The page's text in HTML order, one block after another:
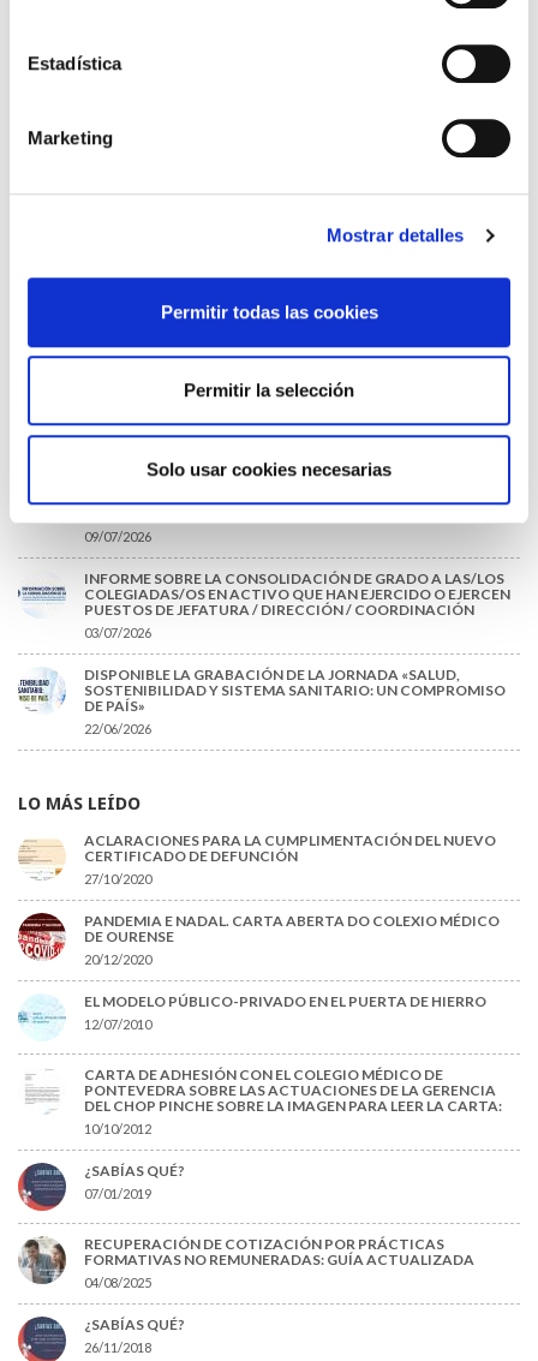
Estadística
Marketing
Mostrar detalles
Permitir todas las cookies
Permitir la selección
Solo usar cookies necesarias
31/07/2026
REFORMA DE LAS MUTUALIDADES ALTERNATIVAS Y LA
PASARELA AL RETA
DE CASOS CLÍNICOS PARA MÉDICOS INTERNOS RESIDENTES
TRÁFICO SUPRIME LAS EXENCIONES MÉDICAS PARA EL USO
DEL CASCO Y DEL CINTURÓN DE SEGURIDAD
EL AUMENTO DE PRIMAS A MUFACE NO MEJORA LAS
CONDICIONES DE LOS MÉDICOS QUE ATIENDEN A
09/07/2026
EL COLEGIO DE MÉDICOS DE OURENSE EXIGE MEDIDAS
09/07/2026
INFORME SOBRE LA CONSOLIDACIÓN DE GRADO A LAS/LOS
COLEGIADAS/OS EN ACTIVO QUE HAN EJERCIDO O EJERCEN
PUESTOS DE JEFATURA / DIRECCIÓN / COORDINACIÓN
03/07/2026
DISPONIBLE LA GRABACIÓN DE LA JORNADA «SALUD,
SOSTENIBILIDAD Y SISTEMA SANITARIO: UN COMPROMISO
DE PAÍS»
22/06/2026
LO MÁS LEÍDO
ACLARACIONES PARA LA CUMPLIMENTACIÓN DEL NUEVO
CERTIFICADO DE DEFUNCIÓN
27/10/2020
PANDEMIA E NADAL. CARTA ABERTA DO COLEXIO MÉDICO
DE OURENSE
20/12/2020
EL MODELO PÚBLICO-PRIVADO EN EL PUERTA DE HIERRO
12/07/2010
CARTA DE ADHESIÓN CON EL COLEGIO MÉDICO DE
PONTEVEDRA SOBRE LAS ACTUACIONES DE LA GERENCIA
DEL CHOP PINCHE SOBRE LA IMAGEN PARA LEER LA CARTA:
10/10/2012
¿SABÍAS QUÉ?
07/01/2019
RECUPERACIÓN DE COTIZACIÓN POR PRÁCTICAS
FORMATIVAS NO REMUNERADAS: GUÍA ACTUALIZADA
04/08/2025
¿SABÍAS QUÉ?
26/11/2018